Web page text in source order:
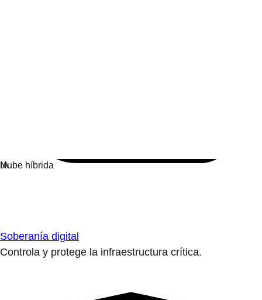
Soberanía digital
Controla y protege la infraestructura crítica.